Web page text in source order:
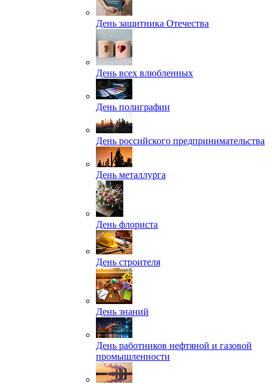
День защитника Отечества
День всех влюбленных
День полиграфии
День российского предпринимательства
День металлурга
День флориста
День строителя
День знаний
День работников нефтяной и газовой
промышленности